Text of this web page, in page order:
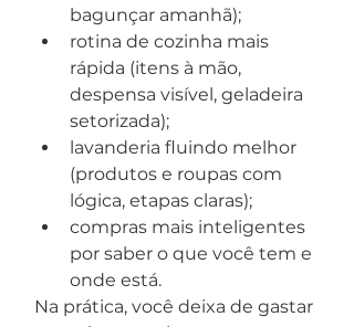
bagunçar amanhã);
rotina de cozinha mais
rápida (itens à mão,
despensa visível, geladeira
setorizada);
lavanderia fluindo melhor
(produtos e roupas com
lógica, etapas claras);
compras mais inteligentes
por saber o que você tem e
onde está.
Na prática, você deixa de gastar